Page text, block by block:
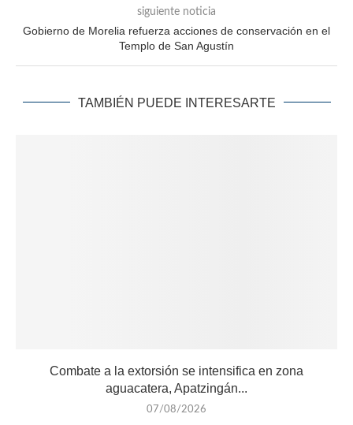
siguiente noticia
Gobierno de Morelia refuerza acciones de conservación en el
Templo de San Agustín
TAMBIÉN PUEDE INTERESARTE
Combate a la extorsión se intensifica en zona
aguacatera, Apatzingán...
07/08/2026